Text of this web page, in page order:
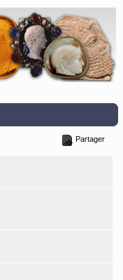
Partager